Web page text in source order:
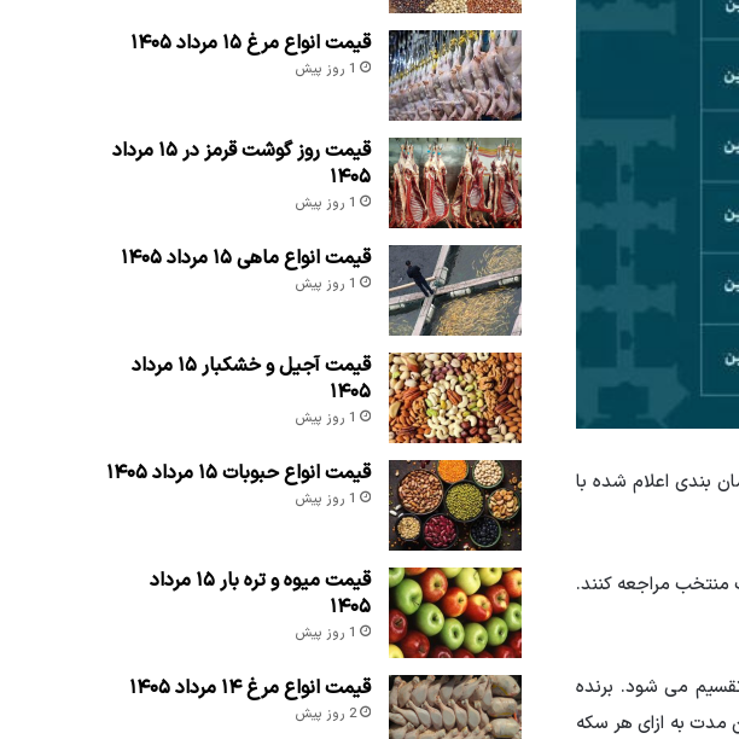
بندی اعلام شده با
منتخب مراجعه کنند.
ذخیره سازی تقسیم می شود. برنده
این مدت به ازای هر سکه
قیمت انواع مرغ ۱۵ مرداد ۱۴۰۵
1 روز پیش
قیمت روز گوشت قرمز در ۱۵ مرداد
۱۴۰۵
1 روز پیش
قیمت انواع ماهی ۱۵ مرداد ۱۴۰۵
1 روز پیش
قیمت آجیل و خشکبار ۱۵ مرداد
۱۴۰۵
1 روز پیش
قیمت انواع حبوبات ۱۵ مرداد ۱۴۰۵
1 روز پیش
قیمت میوه و تره بار ۱۵ مرداد
۱۴۰۵
1 روز پیش
قیمت انواع مرغ ۱۴ مرداد ۱۴۰۵
2 روز پیش